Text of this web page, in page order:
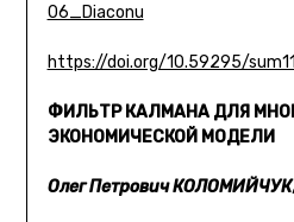
06_Diaconu
https://doi.org/10.59295/
ФИЛЬТР КАЛМАНА ДЛЯ
ЭКОНОМИЧЕСКОЙ МОДЕЛИ
Олег Петрович